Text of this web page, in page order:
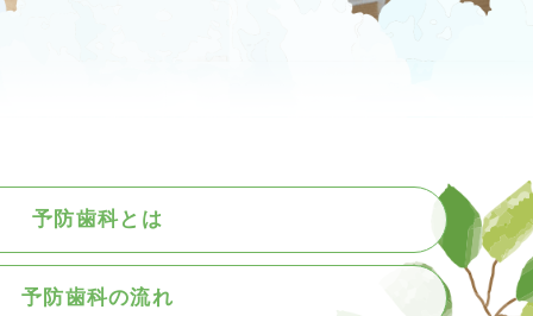
予防歯科とは
予防歯科の流れ